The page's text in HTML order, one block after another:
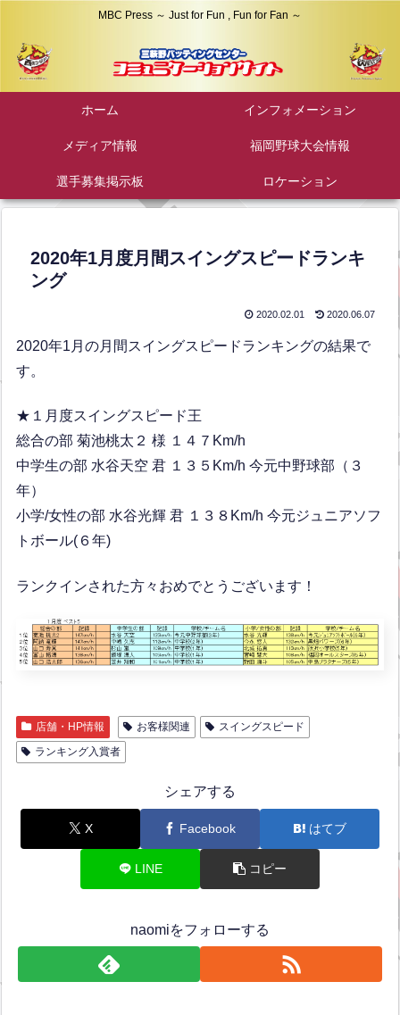
MBC Press ～ Just for Fun , Fun for Fan ～
ホーム インフォメーション
メディア情報 福岡野球大会情報
選手募集掲示板 ロケーション
2020年1月度月間スイングスピードランキ
ング
2020.02.01 2020.06.07
2020年1月の月間スイングスピードランキングの結果で
す。
★１月度スイングスピード王
総合の部 菊池桃太２ 様 １４７Km/h
中学生の部 水谷天空 君 １３５Km/h 今元中野球部（３
年）
小学/女性の部 水谷光輝 君 １３８Km/h 今元ジュニアソフ
トボール(６年)
ランクインされた方々おめでとうございます！
店舗・HP情報 お客様関連
スイングスピード
ランキング入賞者
シェアする
X Facebook はてブ
LINE コピー
naomiをフォローする